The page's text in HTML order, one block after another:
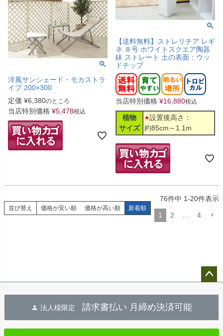
洋風サンシェード・モカストラ
イプ 200×300
定価 ¥6,380のところ
当店特別価格 ¥5,478税込
【送料無料】ストレリチア レギ
ネ ８号 ホワイトスクエア陶器
鉢 ストレート 土の表面：ウッ
ドチップ
当店特別価格 ¥16,880税込
植物
サイズ
設置後高さ：
約85cm～1.1m
並び替え 価格が安い順 価格が高い順 新着順
76件中 1-20件表示
1 2 4
へ
法人様限定 請求書払い 月締め決済可能